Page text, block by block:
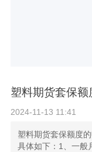
塑料期货套保
2024-11-13 11:41
塑料期货套保额度
具体如下：1、一般